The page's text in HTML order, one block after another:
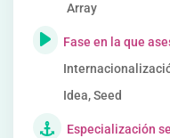
Array
Fase en la que
Idea, Seed
Especialización